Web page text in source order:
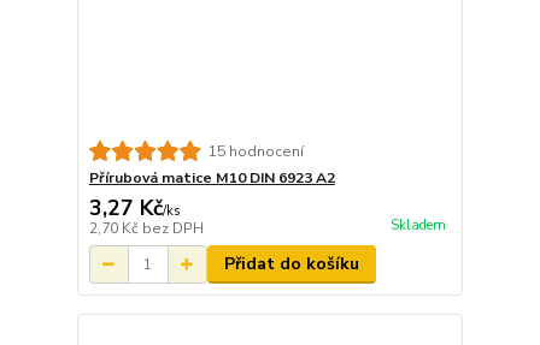
15 hodnocení
Přírubová matice M10 DIN 6923 A2
3,27 Kč/ks
2,70 Kč bez DPH Skladem
Přidat do košíku